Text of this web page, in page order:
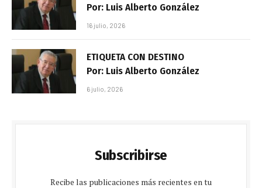
Por: Luis Alberto González
16 julio, 2026
ETIQUETA CON DESTINO
Por: Luis Alberto González
6 julio, 2026
Subscribirse
Recibe las publicaciones más recientes en tu